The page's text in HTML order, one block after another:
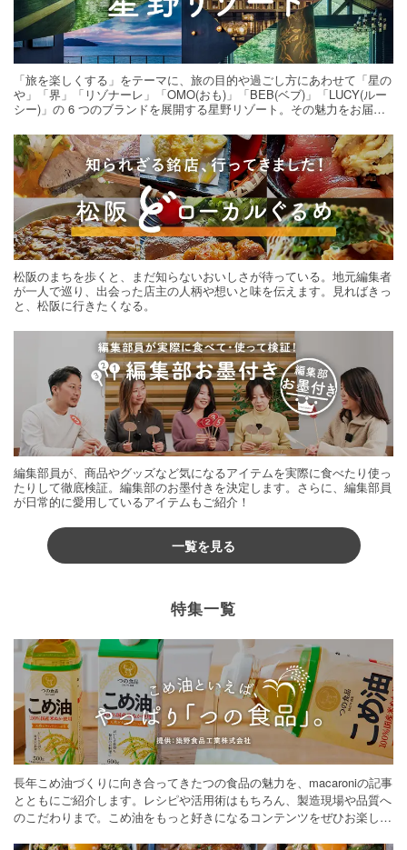
「旅を楽しくする」をテーマに、旅の目的や過ごし方にあわせて「星の
や」「界」「リゾナーレ」「OMO(おも)」「BEB(ベブ)」「LUCY(ルー
シー)」の 6 つのブランドを展開する星野リゾート。その魅力をお届け
松阪のまちを歩くと、まだ知らないおいしさが待っている。地元編集者
が一人で巡り、出会った店主の人柄や想いと味を伝えます。見ればきっ
と、松阪に行きたくなる。
編集部員が、商品やグッズなど気になるアイテムを実際に食べたり使っ
たりして徹底検証。編集部のお墨付きを決定します。さらに、編集部員
が日常的に愛用しているアイテムもご紹介！
一覧を見る
特集一覧
長年こめ油づくりに向き合ってきたつの食品の魅力を、macaroniの記事
とともにご紹介します。レシピや活用術はもちろん、製造現場や品質へ
のこだわりまで。こめ油をもっと好きになるコンテンツをぜひお楽しみ